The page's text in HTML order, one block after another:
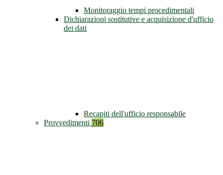
Monitoraggio tempi procedimentali
Dichiarazioni sostitutive e acquisizione d'ufficio
dei dati
Recapiti dell'ufficio responsabile
Provvedimenti 706